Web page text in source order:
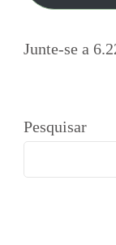
Junte-se a
Pesquisar